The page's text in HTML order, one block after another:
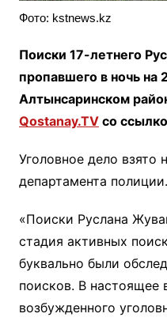
Фото: kstnews.kz
Поиски 17-летнего
пропавшего в ночь на
Алтынсаринском
Qostanay.TVсо
Уголовное дело взято
департамента полиции.
«Поиски Руслана
стадия активных
буквально были
поисков. В настоящее
возбужденного